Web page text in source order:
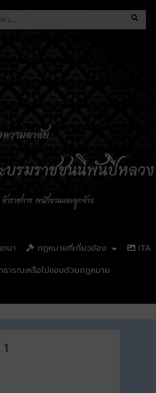
นา กฏหมายที่เกี่ยวข้อง
ITA
ธารณะหรือไม่ชอบด้วยกฎหมาย